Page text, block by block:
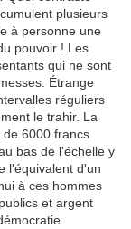
plusieurs
à personne une
pouvoir ! Les
qui ne sont
Étrange
réguliers
le trahir. La
6000 francs
bas de l'échelle y
l'équivalent d'un
à ces hommes
et argent